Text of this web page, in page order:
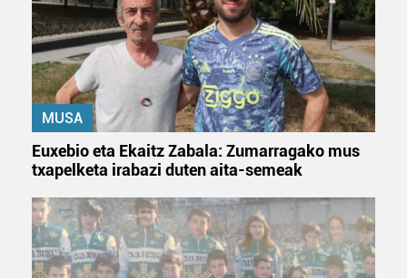
MUSA
Euxebio eta Ekaitz Zabala: Zumarragako mus
txapelketa irabazi duten aita-semeak